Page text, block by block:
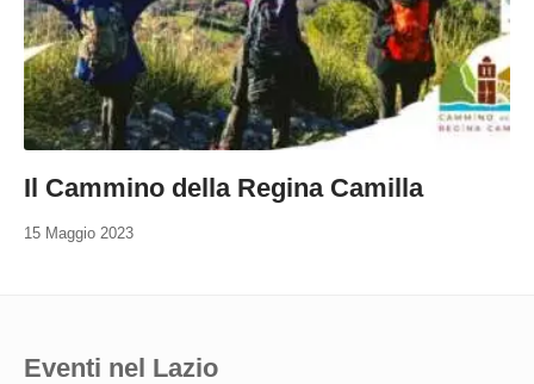
Il Cammino della Regina Camilla
15 Maggio 2023
Eventi nel Lazio